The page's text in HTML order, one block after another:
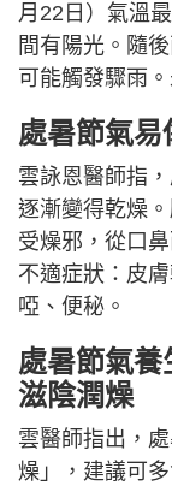
月22日）氣溫
間有陽光。隨
可能觸發驟雨
處暑節氣
雲詠恩醫師指
逐漸變得乾燥
受燥邪，從口
不適症狀：皮
啞、便秘。
處暑節氣養
滋陰潤燥
雲醫師指出，
燥」，建議可